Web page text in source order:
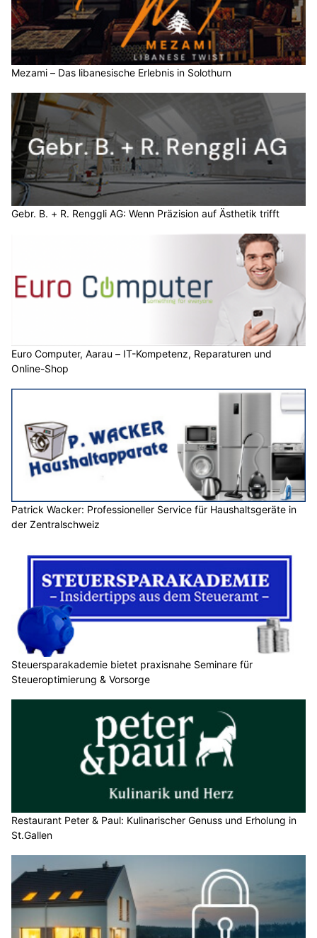
Mezami – Das libanesische Erlebnis in Solothurn
Gebr. B. + R. Renggli AG: Wenn Präzision auf Ästhetik trifft
Euro Computer, Aarau – IT-Kompetenz, Reparaturen und
Online-Shop
Patrick Wacker: Professioneller Service für Haushaltsgeräte in
der Zentralschweiz
Steuersparakademie bietet praxisnahe Seminare für
Steueroptimierung & Vorsorge
Restaurant Peter & Paul: Kulinarischer Genuss und Erholung in
St.Gallen